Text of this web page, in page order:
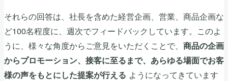
それらの回答は、社長を含めた経営企画、営業、商品企画な
ど100名程度に、週次でフィードバックしています。このよ
うに、様々な角度からご意見をいただくことで、 商品の企画
からプロモーション、接客に至るまで、あらゆる場面でお客
様の声をもとにした提案が行える ようになってきています